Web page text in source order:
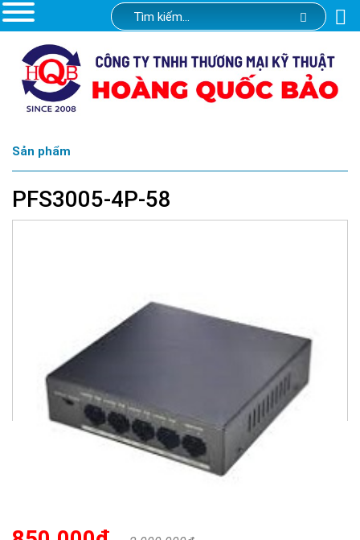
Sản phẩm
PFS3005-4P-58